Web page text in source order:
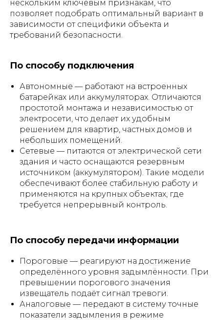
нескольким ключевым признакам, что
позволяет подобрать оптимальный вариант в
зависимости от специфики объекта и
требований безопасности.
По способу подключения
Автономные — работают на встроенных
батарейках или аккумуляторах. Отличаются
простотой монтажа и независимостью от
электросети, что делает их удобным
решением для квартир, частных домов и
небольших помещений.
Сетевые — питаются от электрической сети
здания и часто оснащаются резервным
источником (аккумулятором). Такие модели
обеспечивают более стабильную работу и
применяются на крупных объектах, где
требуется непрерывный контроль.
По способу передачи информации
Пороговые — реагируют на достижение
определённого уровня задымлённости. При
превышении порогового значения
извещатель подаёт сигнал тревоги.
Аналоговые — передают в систему точные
показатели задымления в режиме